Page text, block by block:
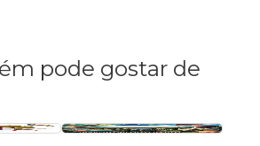
pode gostar de